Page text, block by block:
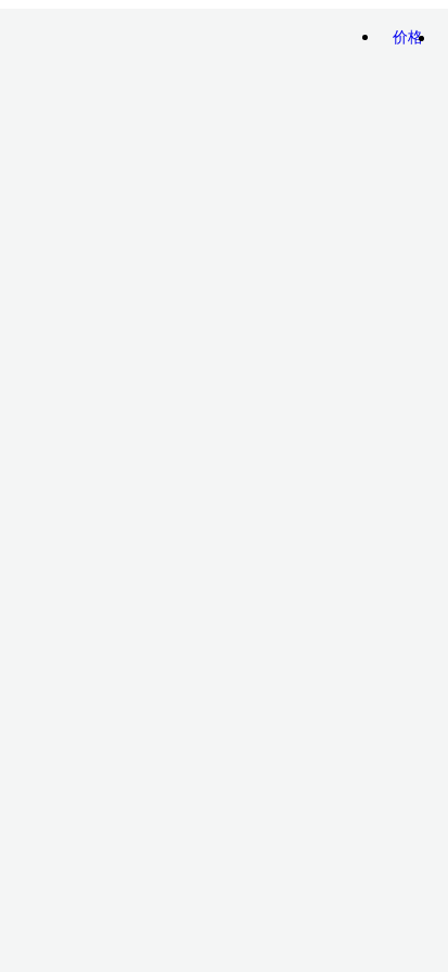
价格